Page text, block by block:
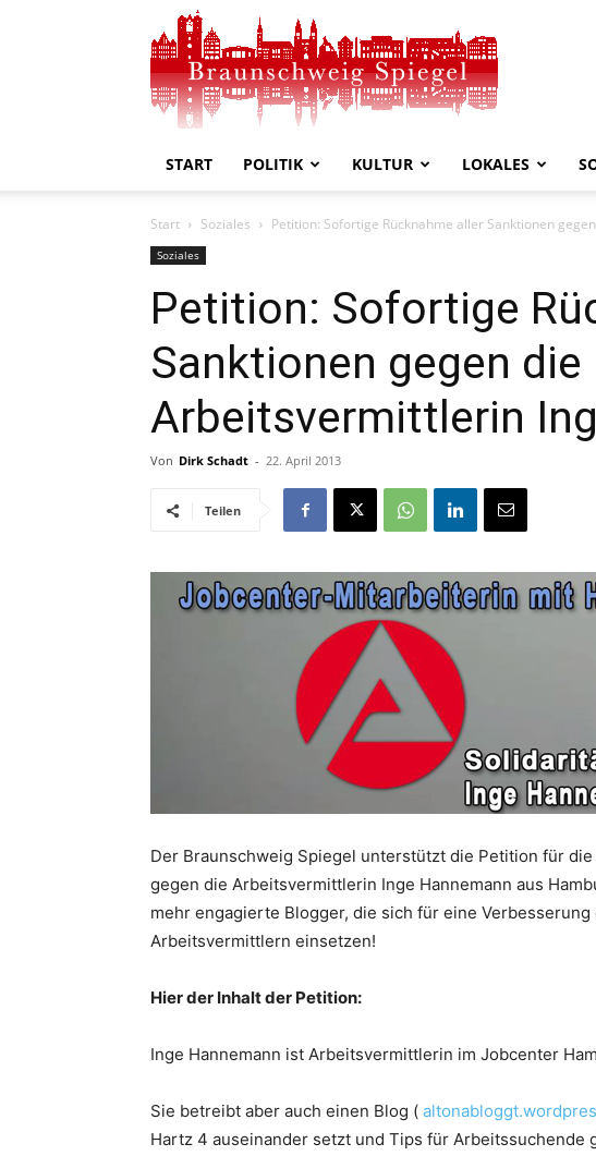
Spiegel
START POLITIK KULTUR LOKALES
Start Soziales Petition: Sofortige Rücknahme aller Sanktionen
Soziales
Petition: Sofortige
Sanktionen gegen die
Arbeitsvermittlerin
Von Dirk Schadt - 22. April 2013
Teilen
Der Braunschweig Spiegel unterstützt die Petition für
gegen die Arbeitsvermittlerin Inge Hannemann aus
mehr engagierte Blogger, die sich für eine
Arbeitsvermittlern einsetzen!
Hier der Inhalt der Petition:
Inge Hannemann ist Arbeitsvermittlerin im Jobcenter
Sie betreibt aber auch einen Blog (
Hartz 4 auseinander setzt und Tips für Arbeitssuchende